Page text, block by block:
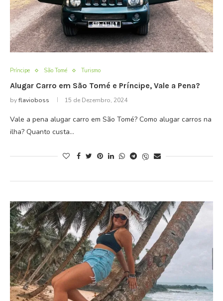
Príncipe São Tomé Turismo
Alugar Carro em São Tomé e Príncipe, Vale a Pena?
byflavioboss 15 de Dezembro, 2024
Vale a pena alugar carro em São Tomé? Como alugar carros na
ilha? Quanto custa…